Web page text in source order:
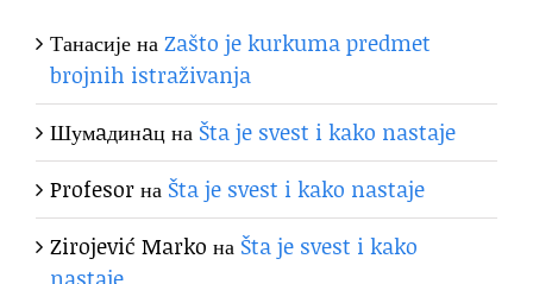
ТанасијенаZašto je kurkuma predmet
brojnih istraživanja
Шумaдинaцна Šta je svest i kako nastaje
Profesorна Šta je svest i kako nastaje
Zirojević Marko на Šta je svest i kako